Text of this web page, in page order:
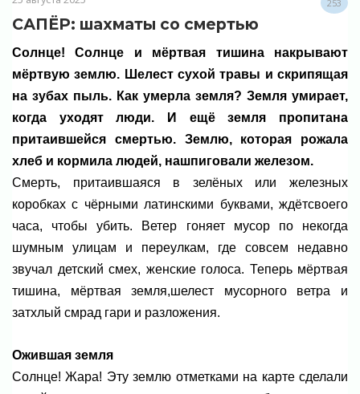
253
САПЁР: шахматы со смертью
Солнце! Солнце и мёртвая тишина накрывают
мёртвую землю. Шелест сухой травы и скрипящая
на зубах пыль. Как умерла земля? Земля умирает,
когда уходят люди. И ещё земля пропитана
притаившейся смертью. Землю, которая рожала
хлеб и кормила людей, нашпиговали железом.
Смерть, притаившаяся в зелёных или железных
коробках с чёрными латинскими буквами, ждётсвоего
часа, чтобы убить. Ветер гоняет мусор по некогда
шумным улицам и переулкам, где совсем недавно
звучал детский смех, женские голоса. Теперь мёртвая
тишина, мёртвая земля,шелест мусорного ветра и
затхлый смрад гари и разложения.
Ожившая земля
Солнце! Жара! Эту землю отметками на карте сделали